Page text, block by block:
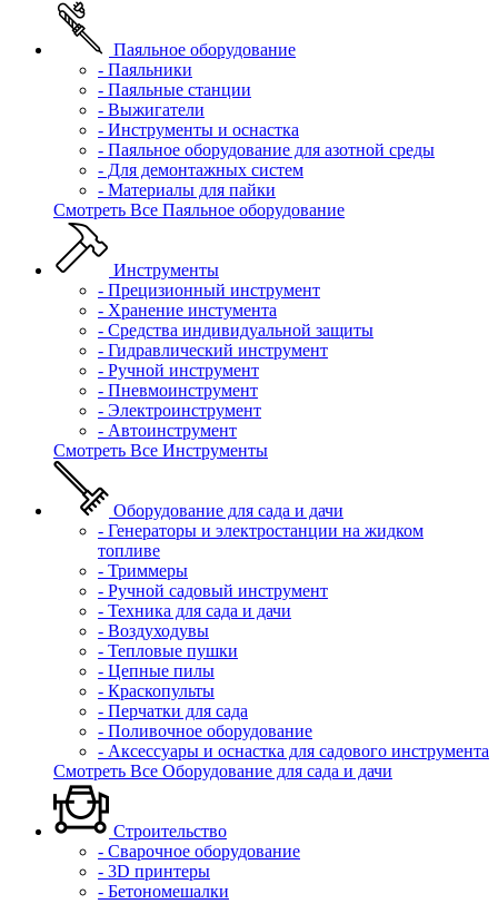
Паяльное оборудование
- Паяльники
- Паяльные станции
- Выжигатели
- Инструменты и оснастка
- Паяльное оборудование для азотной среды
- Для демонтажных систем
- Материалы для пайки
Смотреть Все Паяльное оборудование
Инструменты
- Прецизионный инструмент
- Хранение инстумента
- Средства индивидуальной защиты
- Гидравлический инструмент
- Ручной инструмент
- Пневмоинструмент
- Электроинструмент
- Автоинструмент
Смотреть Все Инструменты
Оборудование для сада и дачи
- Генераторы и электростанции на жидком
топливе
- Триммеры
- Ручной садовый инструмент
- Техника для сада и дачи
- Воздуходувы
- Тепловые пушки
- Цепные пилы
- Краскопульты
- Перчатки для сада
- Поливочное оборудование
- Аксессуары и оснастка для садового инструмента
Смотреть Все Оборудование для сада и дачи
Строительство
- Сварочное оборудование
- 3D принтеры
- Бетономешалки